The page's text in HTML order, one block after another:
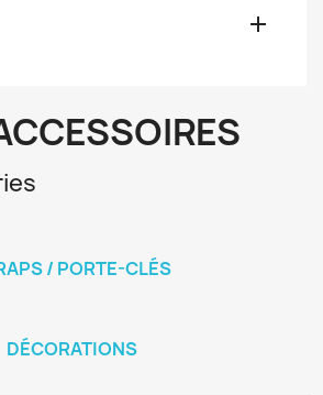

/ PORTE-CLÉS
DÉCORATIONS